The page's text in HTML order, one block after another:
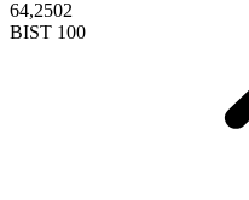
64,2502
BIST 100